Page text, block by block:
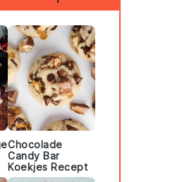
Chocolade
Candy Bar
Koekjes Recept